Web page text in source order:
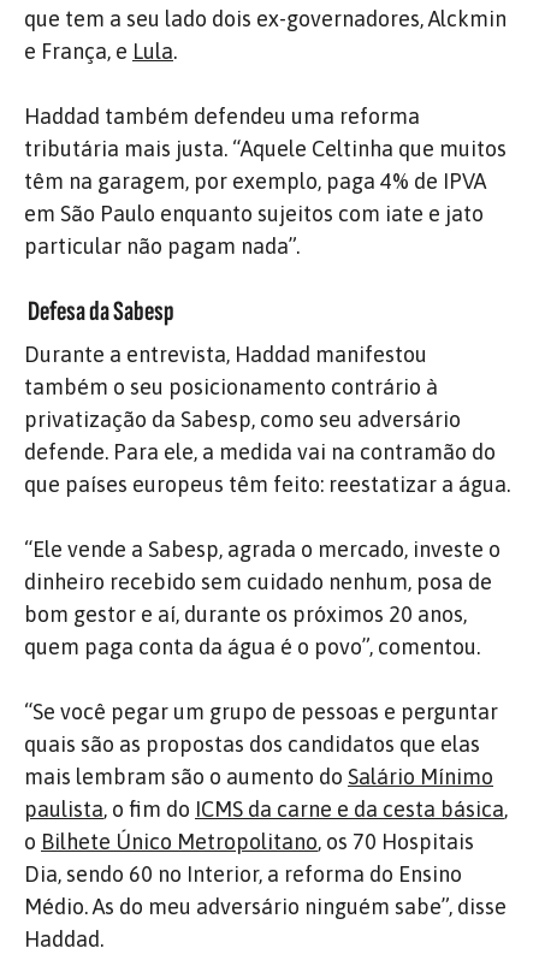
que tem a seu lado dois ex-governadores, Alckmin
e França, e Lula.
Haddad também defendeu uma reforma
tributária mais justa. “Aquele Celtinha que muitos
têm na garagem, por exemplo, paga 4% de IPVA
em São Paulo enquanto sujeitos com iate e jato
particular não pagam nada”.
Defesa da Sabesp
Durante a entrevista, Haddad manifestou
também o seu posicionamento contrário à
privatização da Sabesp, como seu adversário
defende. Para ele, a medida vai na contramão do
que países europeus têm feito: reestatizar a água.
“Ele vende a Sabesp, agrada o mercado, investe o
dinheiro recebido sem cuidado nenhum, posa de
bom gestor e aí, durante os próximos 20 anos,
quem paga conta da água é o povo”, comentou.
“Se você pegar um grupo de pessoas e perguntar
quais são as propostas dos candidatos que elas
mais lembram são o aumento do Salário Mínimo
paulista, o fim do ICMS da carne e da cesta básica,
o Bilhete Único Metropolitano, os 70 Hospitais
Dia, sendo 60 no Interior, a reforma do Ensino
Médio. As do meu adversário ninguém sabe”, disse
Haddad.